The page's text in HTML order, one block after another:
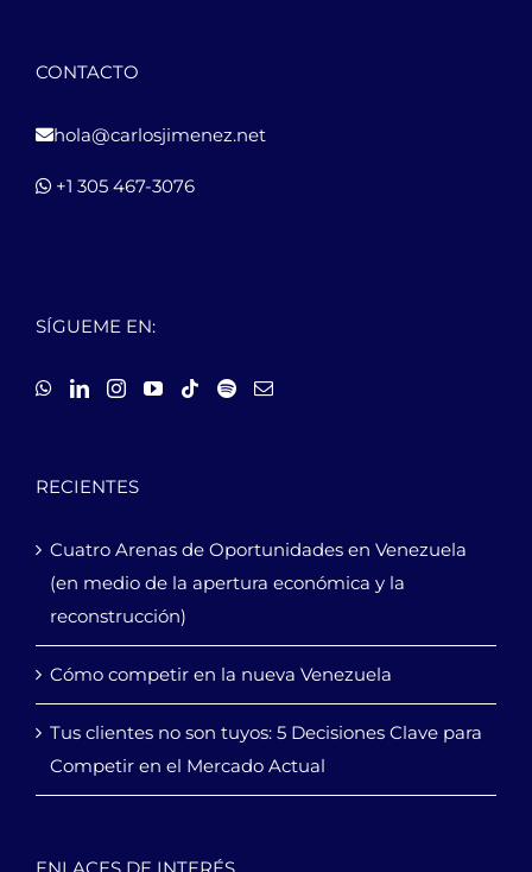
CONTACTO
hola@carlosjimenez.net
+1 305 467-3076
SÍGUEME EN:
RECIENTES
Cuatro Arenas de Oportunidades en Venezuela
(en medio de la apertura económica y la
reconstrucción)
Cómo competir en la nueva Venezuela
Tus clientes no son tuyos: 5 Decisiones Clave para
Competir en el Mercado Actual